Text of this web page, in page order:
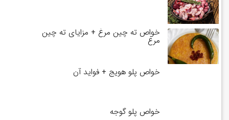
خواص ته چین مرغ + مزایای ته چین
مرغ
خواص پلو هویج + فواید آن
خواص پلو گوجه